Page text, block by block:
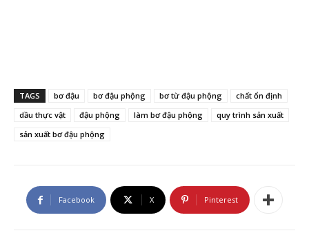
TAGS bơ đậu bơ đậu phộng bơ từ đậu phộng
chất ổn định
dầu thực vật
đậu phộng làm bơ đậu phộng
quy trình sản xuất
sản xuất bơ đậu phộng
Facebook X Pinterest